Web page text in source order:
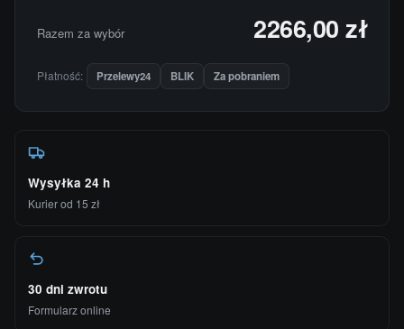
Razem za wybór 2266,00 zł
Płatność: Przelewy24 BLIK Za pobraniem
Wysyłka 24 h
Kurier od 15 zł
30 dni zwrotu
Formularz online